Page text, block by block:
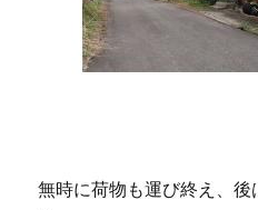
無時に荷物も運び終え、後